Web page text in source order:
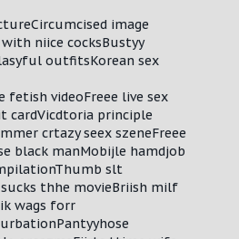
image
niice cocksBustyy
outfitsKorean sex
fetish videoFreee live sex
cardVicdtoria principle
crtazy seex szeneFreee
black manMobijle hamdjob
slt
thhe movieBriish milf
wags forr